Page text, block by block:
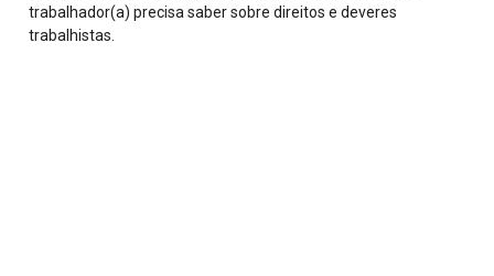
trabalhador(a) precisa saber sobre direitos e deveres
trabalhistas.